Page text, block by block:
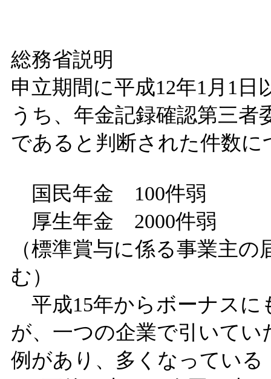
総務省説明
申立期間に平成12年1月1
うち、年金記録確認第三
であると判断された件数に
国民年金 100件弱
厚生年金 2000件弱
（標準賞与に係る事業主
む）
平成15年からボーナスに
が、一つの企業で引いて
例があり、多くなっている